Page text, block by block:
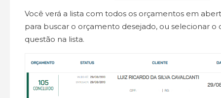
Você verá a lista com todos os orçamentos em
para buscar o orçamento desejado, ou selecionar
questão na lista.